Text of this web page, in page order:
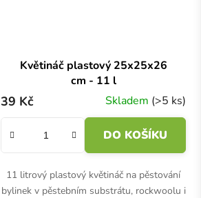
Květináč plastový 25x25x26
cm - 11 l
Skladem (>5 ks)
39 Kč
DO KOŠÍKU
11 litrový plastový květináč na pěstování
bylinek v pěstebním substrátu, rockwoolu i